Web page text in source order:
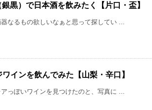
黒）で日本酒を飲みたく【片口・盃】
なるもの欲しいなぁと思って探してい ...
インを飲んでみた【山梨・辛口】
っぽいワインを見つけたのと、写真に ...